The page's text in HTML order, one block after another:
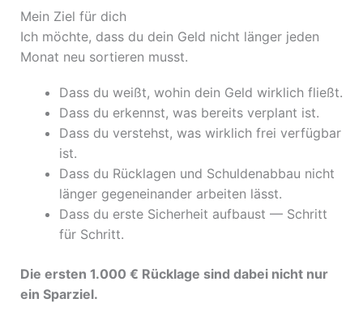
Mein Ziel für dich
Ich möchte, dass du dein Geld nicht länger jeden
Monat neu sortieren musst.
Dass du weißt, wohin dein Geld wirklich fließt.
Dass du erkennst, was bereits verplant ist.
Dass du verstehst, was wirklich frei verfügbar
ist.
Dass du Rücklagen und Schuldenabbau nicht
länger gegeneinander arbeiten lässt.
Dass du erste Sicherheit aufbaust — Schritt
für Schritt.
Die ersten 1.000 € Rücklage sind dabei nicht nur
ein Sparziel.